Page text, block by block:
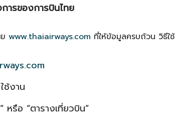
ารของการบินไทย
www.thaiairways.com ที่ให้ข้อมูลครบถ้วน วิธีใ
ช้งาน
หรือ “ตารางเที่ยวบิน”